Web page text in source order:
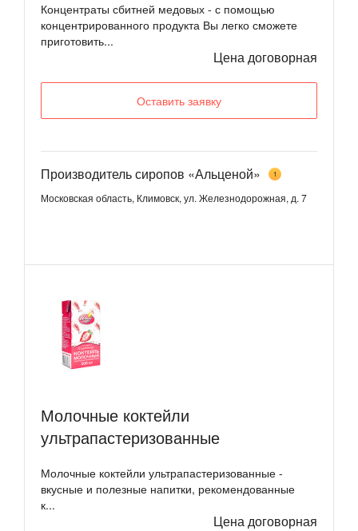
Концентраты сбитней медовых - с помощью
концентрированного продукта Вы легко сможете
приготовить...
Цена договорная
Оставить заявку
Производитель сиропов «Альценой» 1
Московская область, Климовск, ул. Железнодорожная, д. 7
Молочные коктейли
ультрапастеризованные
Молочные коктейли ультрапастеризованные -
вкусные и полезные напитки, рекомендованные
к...
Цена договорная